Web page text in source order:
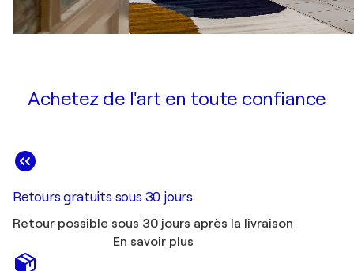
Achetez de l'art en toute confiance
Retours gratuits sous 30 jours
Retour possible sous 30 jours après la livraison
En savoir plus